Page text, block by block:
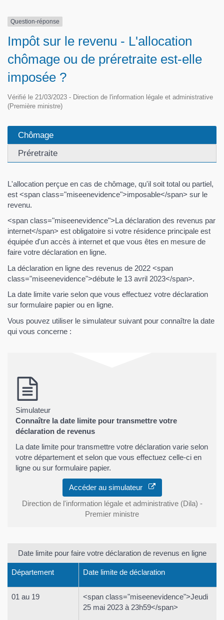
Question-réponse
Impôt sur le revenu - L'allocation
chômage ou de préretraite est-elle
imposée ?
Vérifié le 21/03/2023 - Direction de l'information légale et administrative
(Première ministre)
Chômage
Préretraite
L'allocation perçue en cas de chômage, qu'il soit total ou partiel,
est <span class="miseenevidence">imposable</span> sur le
revenu.
<span class="miseenevidence">La déclaration des revenus par
internet</span> est obligatoire si votre résidence principale est
équipée d'un accès à internet et que vous êtes en mesure de
faire votre déclaration en ligne.
La déclaration en ligne des revenus de 2022 <span
class="miseenevidence">débute le 13 avril 2023</span>.
La date limite varie selon que vous effectuez votre déclaration
sur formulaire papier ou en ligne.
Vous pouvez utiliser le simulateur suivant pour connaître la date
qui vous concerne :
Simulateur
Connaître la date limite pour transmettre votre
déclaration de revenus
La date limite pour transmettre votre déclaration varie selon
votre département et selon que vous effectuez celle-ci en
ligne ou sur formulaire papier.
Accéder au simulateur
Direction de l'information légale et administrative (Dila) -
Premier ministre
Date limite pour faire votre déclaration de revenus en ligne
Département Date limite de déclaration
01 au 19
<span class="miseenevidence">Jeudi
25 mai 2023 à 23h59</span>